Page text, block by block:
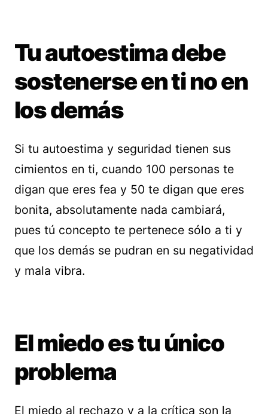
Tu autoestima debe
sostenerse en ti no en
los demás
Si tu autoestima y seguridad tienen sus
cimientos en ti, cuando 100 personas te
digan que eres fea y 50 te digan que eres
bonita, absolutamente nada cambiará,
pues tú concepto te pertenece sólo a ti y
que los demás se pudran en su negatividad
y mala vibra.
El miedo es tu único
problema
El miedo al rechazo y a la crítica son la